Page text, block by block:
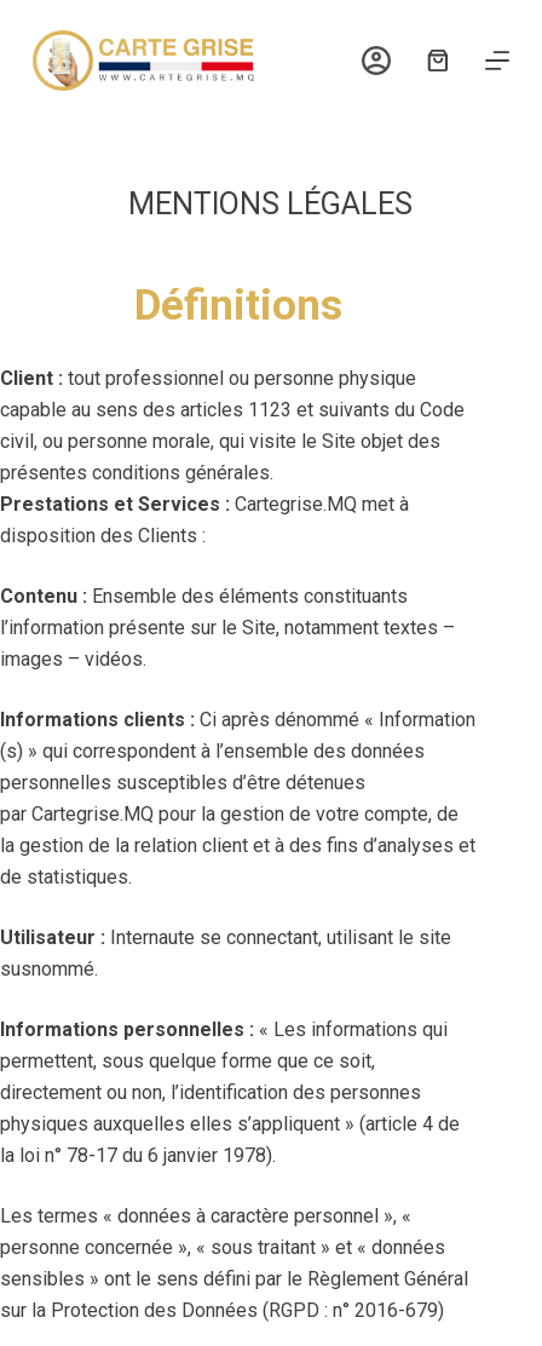
a
t
e
n
u
MENTIONS LÉGALES
Définitions
Client : tout professionnel ou personne physique
capable au sens des articles 1123 et suivants du Code
civil, ou personne morale, qui visite le Site objet des
présentes conditions générales.
Prestations et Services : Cartegrise.MQ met à
disposition des Clients :
Contenu : Ensemble des éléments constituants
l’information présente sur le Site, notamment textes –
images – vidéos.
Informations clients : Ci après dénommé « Information
(s) » qui correspondent à l’ensemble des données
personnelles susceptibles d’être détenues
par Cartegrise.MQ pour la gestion de votre compte, de
la gestion de la relation client et à des fins d’analyses et
de statistiques.
Utilisateur : Internaute se connectant, utilisant le site
susnommé.
Informations personnelles : « Les informations qui
permettent, sous quelque forme que ce soit,
directement ou non, l’identification des personnes
physiques auxquelles elles s’appliquent » (article 4 de
la loi n° 78-17 du 6 janvier 1978).
Les termes « données à caractère personnel », «
personne concernée », « sous traitant » et « données
sensibles » ont le sens défini par le Règlement Général
sur la Protection des Données (RGPD : n° 2016-679)